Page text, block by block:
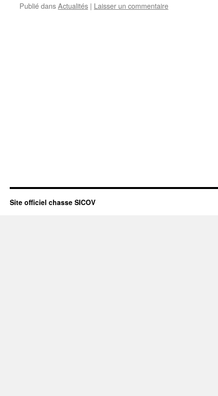
Publié dansActualités | Laisser un commentaire
Site officiel chasse SICOV